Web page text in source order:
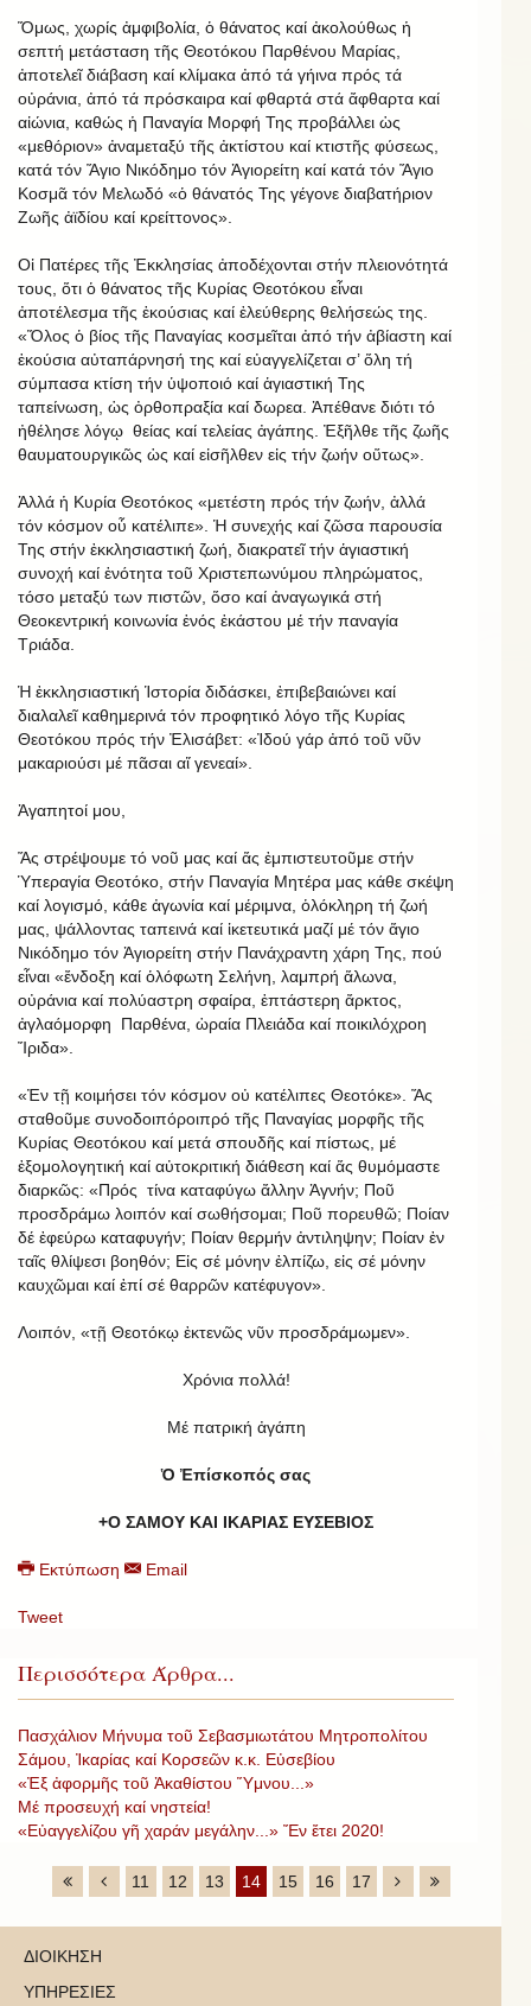
Ὅμως, χωρίς ἀμφιβολία, ὁ θάνατος καί ἀκολούθως ἡ
σεπτή μετάσταση τῆς Θεοτόκου Παρθένου Μαρίας,
ἀποτελεῖ διάβαση καί κλίμακα ἀπό τά γήινα πρός τά
οὐράνια, ἀπό τά πρόσκαιρα καί φθαρτά στά ἄφθαρτα καί
αἰώνια, καθώς ἡ Παναγία Μορφή Της προβάλλει ὡς
«μεθόριον» ἀναμεταξύ τῆς ἀκτίστου καί κτιστῆς φύσεως,
κατά τόν Ἅγιο Νικόδημο τόν Ἁγιορείτη καί κατά τόν Ἅγιο
Κοσμᾶ τόν Μελωδό «ὁ θάνατός Της γέγονε διαβατήριον
Ζωῆς ἀϊδίου καί κρείττονος».
Οἱ Πατέρες τῆς Ἐκκλησίας ἀποδέχονται στήν πλειονότητά
τους, ὅτι ὁ θάνατος τῆς Κυρίας Θεοτόκου εἶναι
ἀποτέλεσμα τῆς ἑκούσιας καί ἐλεύθερης θελήσεώς της.
«Ὅλος ὁ βίος τῆς Παναγίας κοσμεῖται ἀπό τήν ἀβίαστη καί
ἑκούσια αὐταπάρνησή της καί εὐαγγελίζεται σ’ ὅλη τή
σύμπασα κτίση τήν ὑψοποιό καί ἁγιαστική Της
ταπείνωση, ὡς ὀρθοπραξία καί δωρεα. Ἀπέθανε διότι τό
ἠθέλησε λόγῳ θείας καί τελείας ἀγάπης. Ἐξῆλθε τῆς ζωῆς
θαυματουργικῶς ὡς καί εἰσῆλθεν εἰς τήν ζωήν οὕτως».
Ἀλλά ἡ Κυρία Θεοτόκος «μετέστη πρός τήν ζωήν, ἀλλά
τόν κόσμον οὗ κατέλιπε». Ἡ συνεχής καί ζῶσα παρουσία
Της στήν ἐκκλησιαστική ζωή, διακρατεῖ τήν ἁγιαστική
συνοχή καί ἑνότητα τοῦ Χριστεπωνύμου πληρώματος,
τόσο μεταξύ των πιστῶν, ὅσο καί ἀναγωγικά στή
Θεοκεντρική κοινωνία ἑνός ἑκάστου μέ τήν παναγία
Τριάδα.
Ἡ ἐκκλησιαστική Ἱστορία διδάσκει, ἐπιβεβαιώνει καί
διαλαλεῖ καθημερινά τόν προφητικό λόγο τῆς Κυρίας
Θεοτόκου πρός τήν Ἐλισάβετ: «Ἰδού γάρ ἀπό τοῦ νῦν
μακαριούσι μέ πᾶσαι αἵ γενεαί».
Ἀγαπητοί μου,
Ἅς στρέψουμε τό νοῦ μας καί ἅς ἐμπιστευτοῦμε στήν
Ὑπεραγία Θεοτόκο, στήν Παναγία Μητέρα μας κάθε σκέψη
καί λογισμό, κάθε ἀγωνία καί μέριμνα, ὁλόκληρη τή ζωή
μας, ψάλλοντας ταπεινά καί ἱκετευτικά μαζί μέ τόν ἅγιο
Νικόδημο τόν Ἁγιορείτη στήν Πανάχραντη χάρη Της, πού
εἶναι «ἔνδοξη καί ὁλόφωτη Σελήνη, λαμπρή ἅλωνα,
οὐράνια καί πολύαστρη σφαίρα, ἑπτάστερη ἄρκτος,
ἀγλαόμορφη Παρθένα, ὡραία Πλειάδα καί ποικιλόχροη
Ἴριδα».
«Ἐν τῇ κοιμήσει τόν κόσμον οὐ κατέλιπες Θεοτόκε». Ἅς
σταθοῦμε συνοδοιπόροιπρό τῆς Παναγίας μορφῆς τῆς
Κυρίας Θεοτόκου καί μετά σπουδῆς καί πίστως, μέ
ἐξομολογητική καί αὐτοκριτική διάθεση καί ἅς θυμόμαστε
διαρκῶς: «Πρός τίνα καταφύγω ἄλλην Ἁγνήν; Ποῦ
προσδράμω λοιπόν καί σωθήσομαι; Ποῦ πορευθῶ; Ποίαν
δέ ἐφεύρω καταφυγήν; Ποίαν θερμήν ἀντιληψην; Ποίαν ἐν
ταῖς θλίψεσι βοηθόν; Εἰς σέ μόνην ἐλπίζω, εἰς σέ μόνην
καυχῶμαι καί ἐπί σέ θαρρῶν κατέφυγον».
Λοιπόν, «τῇ Θεοτόκῳ ἐκτενῶς νῦν προσδράμωμεν».
Χρόνια πολλά!
Μέ πατρική ἀγάπη
Ὁ Ἐπίσκοπός σας
+Ο ΣΑΜΟΥ ΚΑΙ ΙΚΑΡΙΑΣ ΕΥΣΕΒΙΟΣ
Εκτύπωση Email
Tweet
Περισσότερα Άρθρα...
Πασχάλιον Μήνυμα τοῦ Σεβασμιωτάτου Μητροπολίτου
Σάμου, Ἰκαρίας καί Κορσεῶν κ.κ. Εὐσεβίου
«Ἐξ ἀφορμῆς τοῦ Ἀκαθίστου Ὕμνου...»
Μέ προσευχή καί νηστεία!
«Εὐαγγελίζου γῆ χαράν μεγάλην...» Ἔν ἔτει 2020!
11 12 13 14 15 16 17
ΔΙΟΙΚΗΣΗ
ΥΠΗΡΕΣΙΕΣ